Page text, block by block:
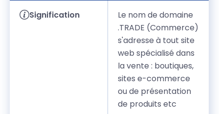
Signification
Le nom de domaine
.TRADE (Commerce)
s'adresse à tout site
web spécialisé dans
la vente : boutiques,
sites e-commerce
ou de présentation
de produits etc